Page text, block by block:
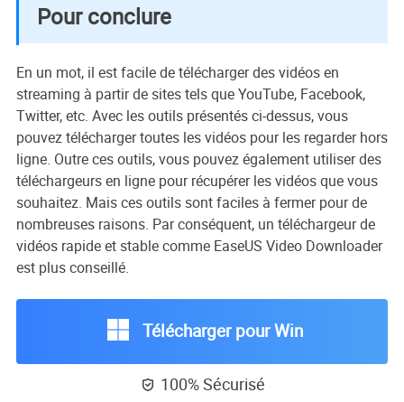
Pour conclure
En un mot, il est facile de télécharger des vidéos en
streaming à partir de sites tels que YouTube, Facebook,
Twitter, etc. Avec les outils présentés ci-dessus, vous
pouvez télécharger toutes les vidéos pour les regarder hors
ligne. Outre ces outils, vous pouvez également utiliser des
téléchargeurs en ligne pour récupérer les vidéos que vous
souhaitez. Mais ces outils sont faciles à fermer pour de
nombreuses raisons. Par conséquent, un téléchargeur de
vidéos rapide et stable comme EaseUS Video Downloader
est plus conseillé.
Télécharger pour Win
 100% Sécurisé